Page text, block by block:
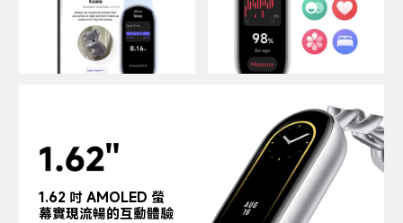
1.62 吋 AMOLED 螢
幕實現流暢的互動體驗